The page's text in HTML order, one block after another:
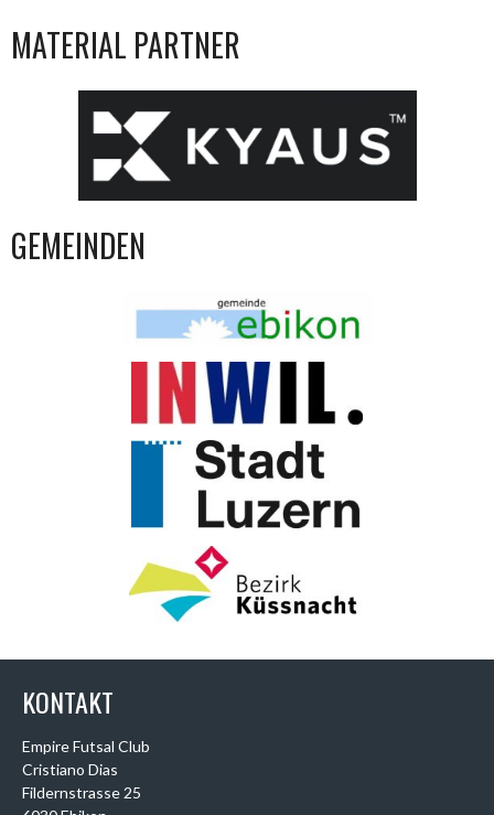
MATERIAL PARTNER
GEMEINDEN
KONTAKT
Empire Futsal Club
Cristiano Dias
Fildernstrasse 25